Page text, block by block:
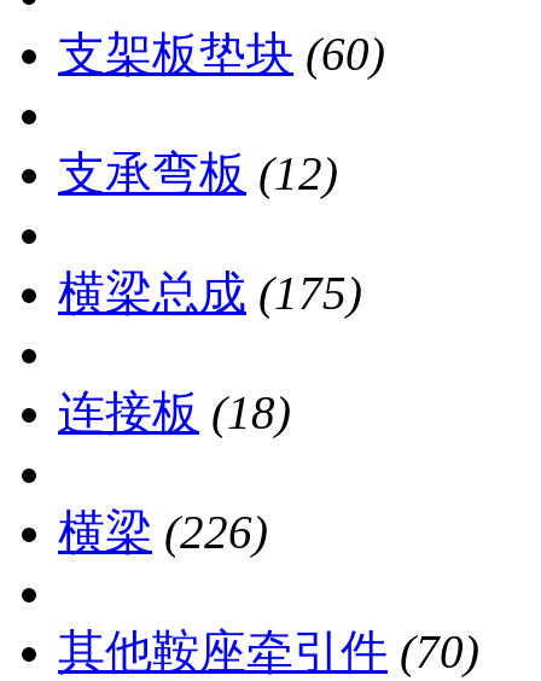
支架板垫块 (60)
支承弯板 (12)
横梁总成 (175)
连接板 (18)
横梁 (226)
其他鞍座牵引件 (70)